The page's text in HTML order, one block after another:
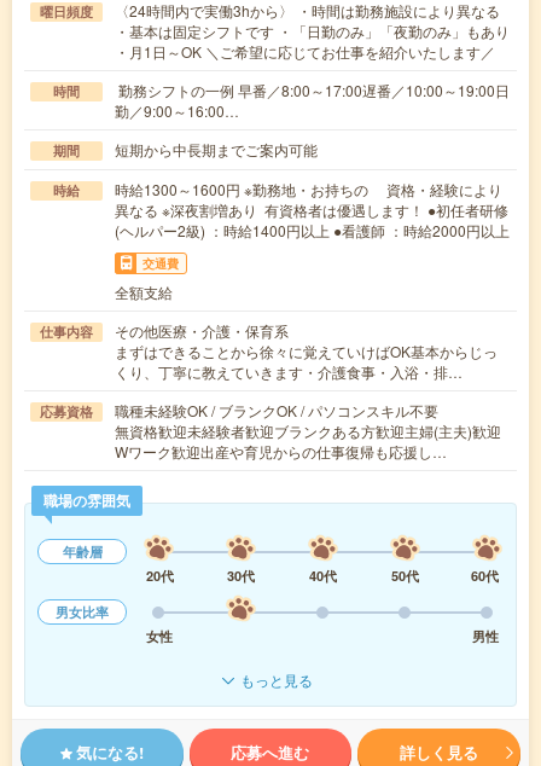
曜日頻度
〈24時間内で実働3hから〉 ・時間は勤務施設により異なる
・基本は固定シフトです ・「日勤のみ」「夜勤のみ」もあり
・月1日～OK ＼ご希望に応じてお仕事を紹介いたします／
時間
勤務シフトの一例 早番／8:00～17:00遅番／10:00～19:00日
勤／9:00～16:00…
期間 短期から中長期までご案内可能
時給
時給1300～1600円 ※勤務地・お持ちの 資格・経験により
異なる ※深夜割増あり 有資格者は優遇します！ ●初任者研修
(ヘルパー2級) ：時給1400円以上 ●看護師 ：時給2000円以上
交通費
全額支給
仕事内容
その他医療・介護・保育系
まずはできることから徐々に覚えていけばOK基本からじっ
くり、丁寧に教えていきます・介護食事・入浴・排…
応募資格
職種未経験OK / ブランクOK / パソコンスキル不要
無資格歓迎未経験者歓迎ブランクある方歓迎主婦(主夫)歓迎
Wワーク歓迎出産や育児からの仕事復帰も応援し…
職場の雰囲気
年齢層
20代
30代 40代 50代
60代
男女比率
女性
男性
もっと見る
気になる! 応募へ進む 詳しく見る